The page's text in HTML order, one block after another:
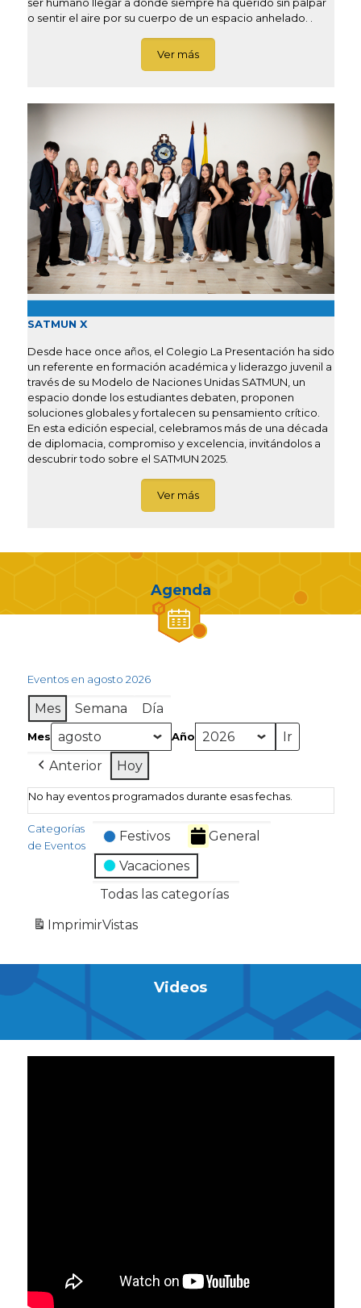
o sentir el aire por su cuerpo de un espacio anhelado. .
Ver más
SATMUN X
Desde hace once años, el Colegio La Presentación ha sido
un referente en formación académica y liderazgo juvenil a
través de su Modelo de Naciones Unidas SATMUN, un
espacio donde los estudiantes debaten, proponen
soluciones globales y fortalecen su pensamiento crítico.
En esta edición especial, celebramos más de una década
de diplomacia, compromiso y excelencia, invitándolos a
descubrir todo sobre el SATMUN 2025.
Ver más
Agenda
Eventos en agosto 2026
Mes Semana Día
Mes Año
Anterior Hoy
No hay eventos programados durante esas fechas.
Categorías
de Eventos
Festivos
General
Vacaciones
Todas las categorías
ImprimirVistas
Videos